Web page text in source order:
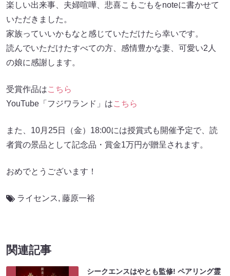
楽しい出来事、夫婦喧嘩、悲喜こもごもをnoteに書かせて
いただきました。
家族っていいかもなと感じていただけたら幸いです。
読んでいただけたすべての方、感情豊かな妻、可愛い2人
の娘に感謝します。
受賞作品はこちら
YouTube「フジワランド」はこちら
また、10月25日（金）18:00には授賞式も開催予定で、読
者賞の景品として記念品・賞金1万円が贈呈されます。
おめでとうございます！
ライセンス, 藤原一裕
関連記事
シークエンスはやとも監修! ペアリング霊